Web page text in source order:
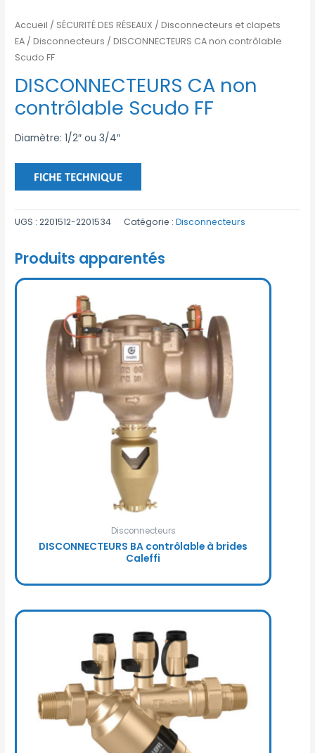
Accueil / SÉCURITÉ DES RÉSEAUX /Disconnecteurs et clapets
EA /Disconnecteurs / DISCONNECTEURS CA non contrôlable
Scudo FF
DISCONNECTEURS CA non
contrôlable Scudo FF
Diamètre: 1/2″ ou 3/4″
UGS :2201512-2201534 Catégorie :Disconnecteurs
Produits apparentés
Disconnecteurs
DISCONNECTEURS BA contrôlable à brides
Caleffi